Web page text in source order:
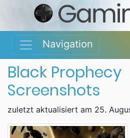
Navigation
Black Prophecy
Screenshots
zuletzt aktualisiert am 25.